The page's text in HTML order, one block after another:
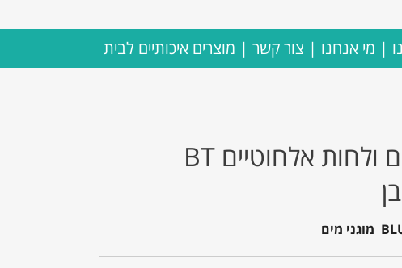
מי אנחנו צור קשר מוצרים איכותיים לבית
רמקולים מוגני מים ולחות אלחוטיים BT